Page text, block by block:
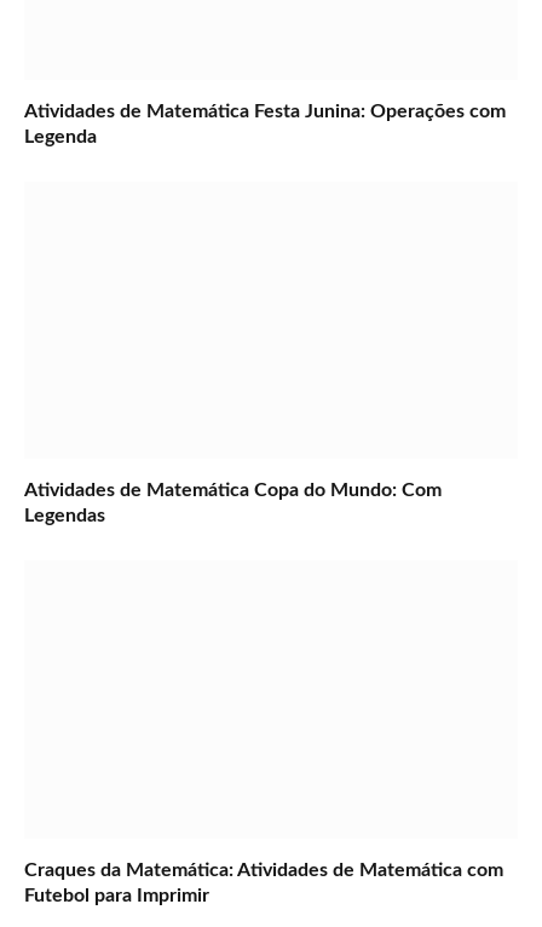
Atividades de Matemática Festa Junina: Operações com
Legenda
Atividades de Matemática Copa do Mundo: Com
Legendas
Craques da Matemática: Atividades de Matemática com
Futebol para Imprimir